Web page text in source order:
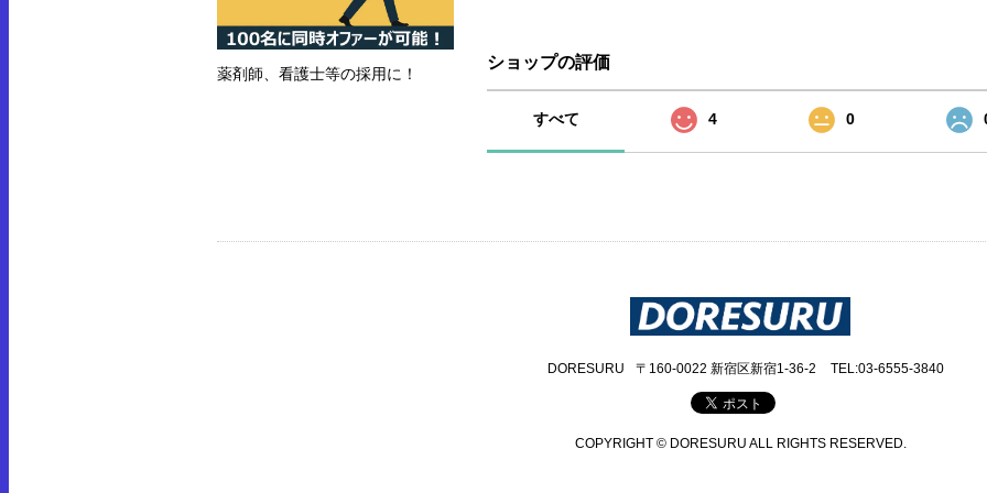
ショップの評価
すべて 4 0
薬剤師、看護士等の採用に！
DORESURU 〒160-0022 新宿区新宿1-36-2 TEL:03-6555-3840
COPYRIGHT © DORESURU ALL RIGHTS RESERVED.